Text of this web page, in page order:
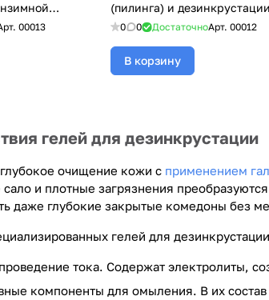
Mesoforia
00013
(пилинга) и
Mesoforia (Мезофория) - 200
0 0 ДостаточноАрт. 00012
В корзину
гелей для дезинкрустации
очищение кожи с применением
и плотные загрязнения
даже глубокие закрытые комедоны без
гелей для
тока. Содержат электролиты,
компоненты для омыления. В их